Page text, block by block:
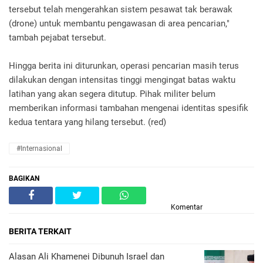
tersebut telah mengerahkan sistem pesawat tak berawak
(drone) untuk membantu pengawasan di area pencarian,"
tambah pejabat tersebut.
Hingga berita ini diturunkan, operasi pencarian masih terus
dilakukan dengan intensitas tinggi mengingat batas waktu
latihan yang akan segera ditutup. Pihak militer belum
memberikan informasi tambahan mengenai identitas spesifik
kedua tentara yang hilang tersebut. (red)
#Internasional
BAGIKAN
Komentar
BERITA TERKAIT
Alasan Ali Khamenei Dibunuh Israel dan